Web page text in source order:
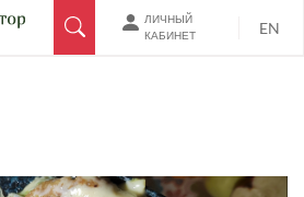
ЛИЧНЫЙ
КАБИНЕТ
EN